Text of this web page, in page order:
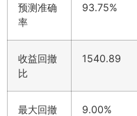
预测准确
率
93.75%
收益回撤
比
1540.89
最大回撤 9.00%